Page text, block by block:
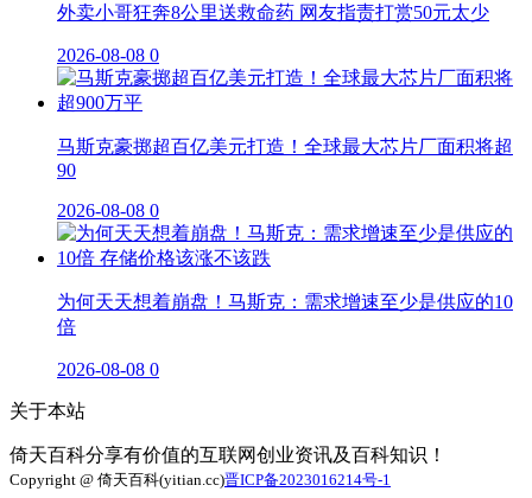
外卖小哥狂奔8公里送救命药 网友指责打赏50元太少
2026-08-08 0
马斯克豪掷超百亿美元打造！全球最大芯片厂面积将超
90
2026-08-08 0
为何天天想着崩盘！马斯克：需求增速至少是供应的10
倍
2026-08-08 0
关于本站
倚天百科分享有价值的互联网创业资讯及百科知识！
Copyright @ 倚天百科(yitian.cc)晋ICP备2023016214号-1